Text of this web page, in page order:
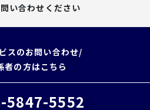
い合わせください
スのお問い合わせ/
者の方はこちら
5847-5552